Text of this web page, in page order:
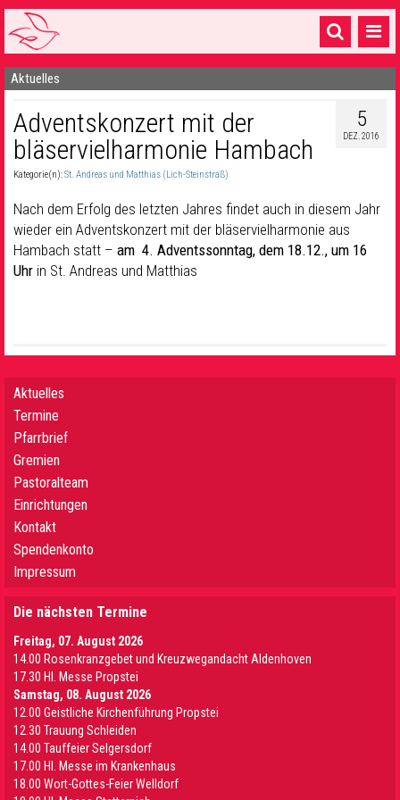
Startseite
1 Pfarrei
16 Gemeinden & mehr
Sakramente & Feste
Gemeinschaft & Soziales
Aktuelles
5
DEZ. 2016
Adventskonzert mit der
bläservielharmonie Hambach
Kategorie(n):St. Andreas und Matthias (Lich-Steinstraß)
Nach dem Erfolg des letzten Jahres findet auch in diesem Jahr
wieder ein Adventskonzert mit der bläservielharmonie aus
Hambach statt – am 4. Adventssonntag, dem 18.12., um 16
Uhr in St. Andreas und Matthias
Aktuelles
Termine
Pfarrbrief
Gremien
Pastoralteam
Einrichtungen
Kontakt
Spendenkonto
Impressum
Die nächsten Termine
Freitag, 07. August 2026
14.00 Rosenkranzgebet und Kreuzwegandacht Aldenhoven
17.30 Hl. Messe Propstei
Samstag, 08. August 2026
12.00 Geistliche Kirchenführung Propstei
12.30 Trauung Schleiden
14.00 Tauffeier Selgersdorf
17.00 Hl. Messe im Krankenhaus
18.00 Wort-Gottes-Feier Welldorf